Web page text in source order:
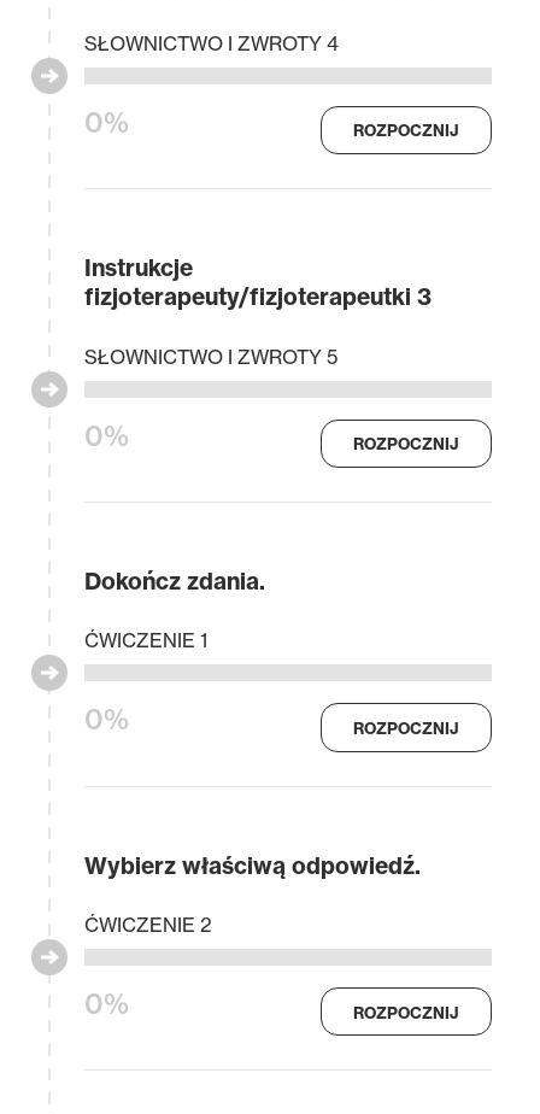
0%
SŁOWNICTWO I ZWROTY 4
ROZPOCZNIJ
Instrukcje
fizjoterapeuty/fizjoterapeutki 3
0%
SŁOWNICTWO I ZWROTY 5
ROZPOCZNIJ
Dokończ zdania.
0%
ĆWICZENIE 1
ROZPOCZNIJ
Wybierz właściwą odpowiedź.
0%
ĆWICZENIE 2
ROZPOCZNIJ